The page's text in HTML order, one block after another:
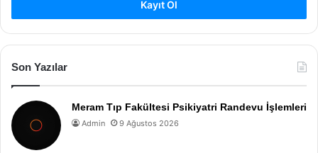
Kayıt Ol
Son Yazılar
Meram Tıp Fakültesi Psikiyatri Randevu İşlemleri
Admin 9 Ağustos 2026